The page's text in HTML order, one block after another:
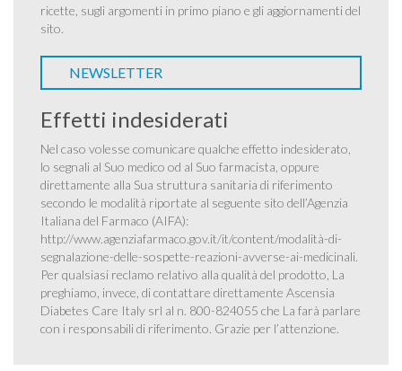
ricette, sugli argomenti in primo piano e gli aggiornamenti del
sito.
NEWSLETTER
Effetti indesiderati
Nel caso volesse comunicare qualche effetto indesiderato,
lo segnali al Suo medico od al Suo farmacista, oppure
direttamente alla Sua struttura sanitaria di riferimento
secondo le modalità riportate al seguente sito dell’Agenzia
Italiana del Farmaco (AIFA):
http://www.agenziafarmaco.gov.it/it/content/modalità-di-
segnalazione-delle-sospette-reazioni-avverse-ai-medicinali.
Per qualsiasi reclamo relativo alla qualità del prodotto, La
preghiamo, invece, di contattare direttamente Ascensia
Diabetes Care Italy srl al n. 800-824055 che La farà parlare
con i responsabili di riferimento. Grazie per l’attenzione.